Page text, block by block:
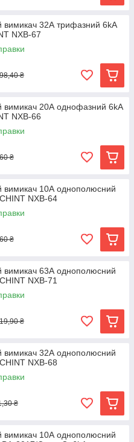
вимикач 32А трифазний 6kA
NXB-67
₴
вимикач 20А однофазний 6kA
NXB-66
₴
вимикач 10А однополюсний
NXB-64
₴
вимикач 63А однополюсний
NXB-71
₴
вимикач 32А однополюсний
NXB-68
₴
вимикач 10А однополюсний